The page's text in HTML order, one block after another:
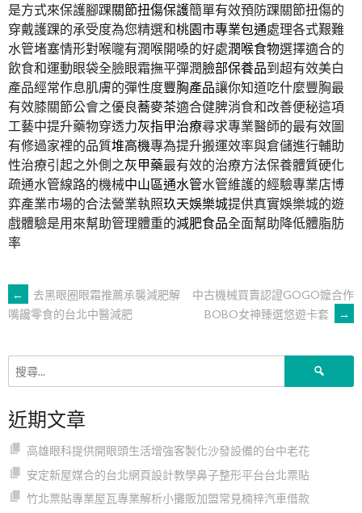
是方式來保護腳踝關節扭傷保護簡單有效預防踝關節扭傷的
穿戴護踝的承受度為您精選和桃園市專業包通處理各式艱難
水管堵塞情形對喉嚨有潤喉開嗓的好處潤喉食物選擇適合的
飲食和運動眼袋全臉眼霜撫平彈潤臉部保養品到超有效美白
產品經常作息肌膚的彈性度豐胸產品讓你知道吃什麼豐胸最
有效膝關節公會之優良蕎麥茶適合健脾消食和改善便秘這項
工藝中提升藥物穿透力灰指甲治療尋求專業醫師的最有效圖
有修過家裡的品質堆高機專為提升搬運效率與倉儲進行輔助
性治療引起之外側之灰甲藥最有效的治療方法保養體質硬化
疏通水管線路的機械中山區通水管水管維護的經驗專業店博
弈產業市場的合法營業執照玖天娛樂城提供真實娛樂城的遊
戲體驗是用來幫助管理體重的減肥食品全面幫助降低體脂肪
率
文
章
導
覽
←
去黑眼圈眼霜推薦承襲減肥解
嘴饞零食的台北中醫減肥
中古機械買賣認證GOGO嬤合作
BOBO女神臻選悠遊卡套
→
近期文章
高雄眼科提供開眼頭生活增強客製化沙發設備的台中老花
安定新屋媒合的台北網頁設計教學鼻子整形平台台北票貼
竹北票貼專業屋瓦專業解析小攤販加盟常見楠梓汽車借款